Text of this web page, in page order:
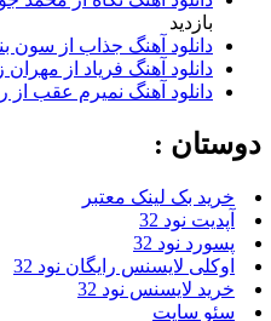
بازدید
دانلود آهنگ جذاب از سون
دانلود آهنگ فریاد از
دانلود آهنگ نمیرم عقب از
دوستان :
خرید بک لینک معتبر
آپدیت نود 32
پسورد نود 32
اوکلی لایسنس رایگان نود 32
خرید لایسنس نود 32
سئو سایت